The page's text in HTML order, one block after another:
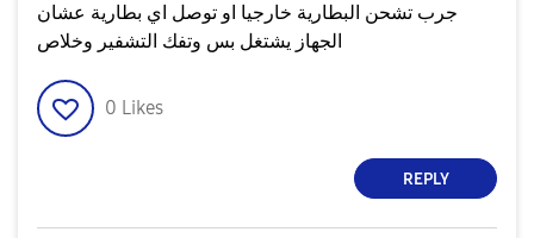
جرب تشحن البطارية خارجيا او توصل اي بطارية عشان
الجهاز يشتغل بس وتفك التشفير وخلاص
0 Likes
REPLY